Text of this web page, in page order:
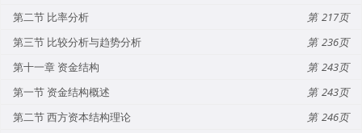
第二节 比率分析
217
第三节 比较分析与趋势分析
236
第十一章 资金结构
243
第一节 资金结构概述
243
第二节 西方资本结构理论
246